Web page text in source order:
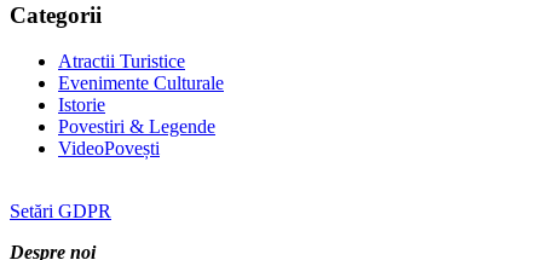
Categorii
Atractii Turistice
Evenimente Culturale
Istorie
Povestiri & Legende
VideoPovești
Setări GDPR
Despre noi